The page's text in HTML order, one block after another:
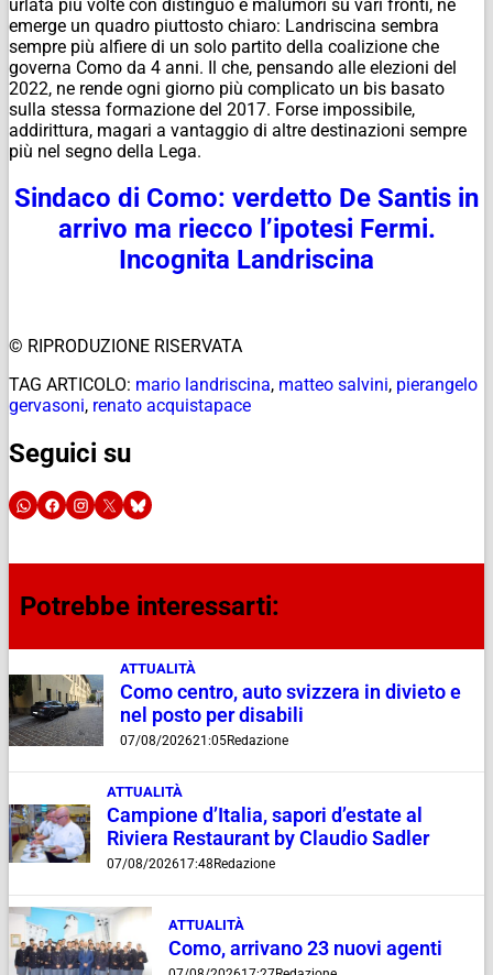
urlata più volte con distinguo e malumori su vari fronti, ne
emerge un quadro piuttosto chiaro: Landriscina sembra
sempre più alfiere di un solo partito della coalizione che
governa Como da 4 anni. Il che, pensando alle elezioni del
2022, ne rende ogni giorno più complicato un bis basato
sulla stessa formazione del 2017. Forse impossibile,
addirittura, magari a vantaggio di altre destinazioni sempre
più nel segno della Lega.
Sindaco di Como: verdetto De Santis in
arrivo ma riecco l’ipotesi Fermi.
Incognita Landriscina
© RIPRODUZIONE RISERVATA
TAG ARTICOLO: mario landriscina, matteo salvini, pierangelo
gervasoni, renato acquistapace
Seguici su
Potrebbe interessarti:
ATTUALITÀ
Como centro, auto svizzera in divieto e
nel posto per disabili
07/08/202621:05Redazione
ATTUALITÀ
Campione d’Italia, sapori d’estate al
Riviera Restaurant by Claudio Sadler
07/08/202617:48 Redazione
ATTUALITÀ
Como, arrivano 23 nuovi agenti